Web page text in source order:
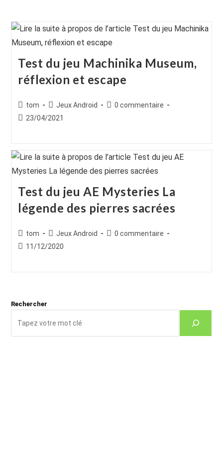
Test du jeu Machinika Museum,
réflexion et escape
Auteur/autrice
de
tom
Post
category:
Jeux Android
Commentaires
0 commentaire
Publication
23/04/2021
Test du jeu AE Mysteries La
légende des pierres sacrées
Auteur/autrice
de
tom
Post
category:
Jeux Android
Commentaires
0 commentaire
Publication
11/12/2020
Rechercher